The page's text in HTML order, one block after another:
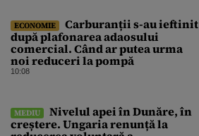
ECONOMIE
Carburanții s-au ieftinit
după plafonarea adaosului
comercial. Când ar putea urma
noi reduceri la pompă
10:08
MEDIU
Nivelul apei în Dunăre, în
creștere. Ungaria renunță la